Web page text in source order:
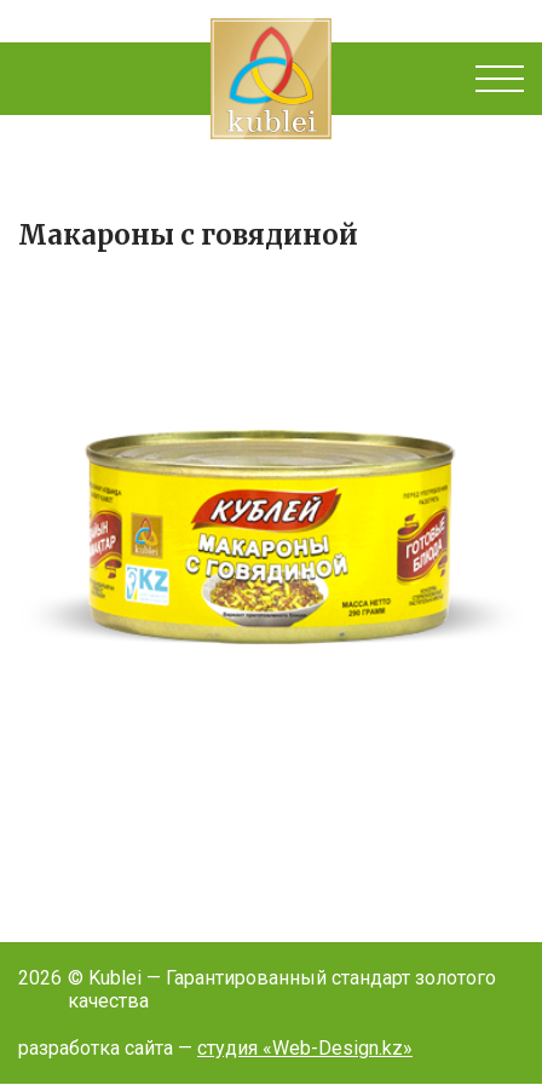
Макароны с говядиной
2026 © Kublei — Гарантированный стандарт золотого
качества
разработка сайта — студия «Web-Design.kz»